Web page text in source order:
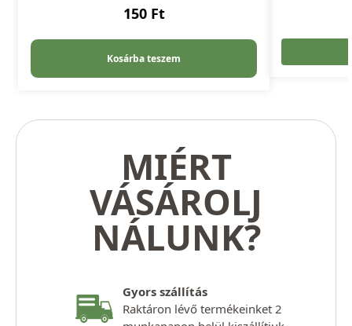
150 Ft
Kosárba teszem
MIÉRT
VÁSÁROLJ
NÁLUNK?
Gyors szállítás
Raktáron lévő termékeinket 2